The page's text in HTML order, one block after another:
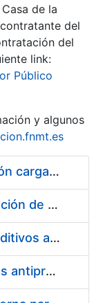
de la
del
del
link:
Público
y algunos
Pliego condiciones optimización cargas compras firmado
Acuerdo marco para la fabricación de piezas
Suministro de Protectores Auditivos a medida para las personas trabajadoras de los Centros de Trabajo de Madrid y Burgos
Suministro de gafas graduadas antiproyecciones para los trabajadores de la FNMT-RCM en los centros de trabajo de Madrid y Burgos